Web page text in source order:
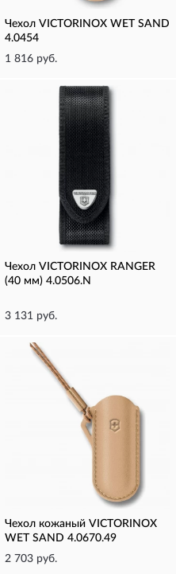
Чехол VICTORINOX WET SAND
4.0454
1 816 руб.
Чехол VICTORINOX RANGER
(40 мм) 4.0506.N
3 131 руб.
Чехол кожаный VICTORINOX
WET SAND 4.0670.49
2 703 руб.